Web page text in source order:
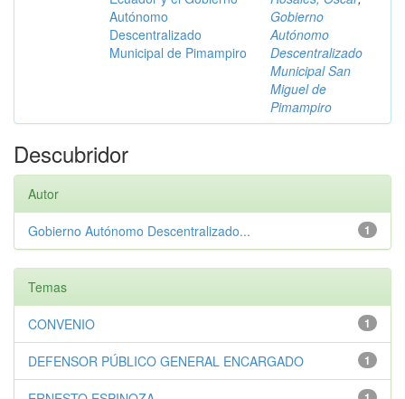
Autónomo
Descentralizado
Municipal de Pimampiro
Gobierno
Autónomo
Descentralizado
Municipal San
Miguel de
Pimampiro
Descubridor
Autor
1
Gobierno Autónomo Descentralizado...
Temas
1
CONVENIO
1
DEFENSOR PÚBLICO GENERAL ENCARGADO